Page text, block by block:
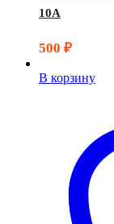
10A
500 ₽
В корзину